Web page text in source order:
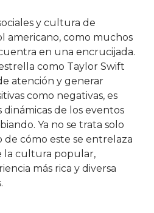
y cultura de
americano, como muchos
en una encrucijada.
como Taylor Swift
atención y generar
como negativas, es
de los eventos
Ya no se trata solo
de cómo este se entrelaza
la cultura popular,
más rica y diversa